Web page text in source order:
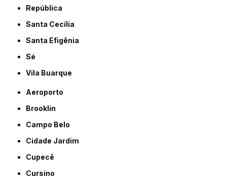
República
Santa Cecília
Santa Efigênia
Sé
Vila Buarque
Aeroporto
Brooklin
Campo Belo
Cidade Jardim
Cupecê
Cursino